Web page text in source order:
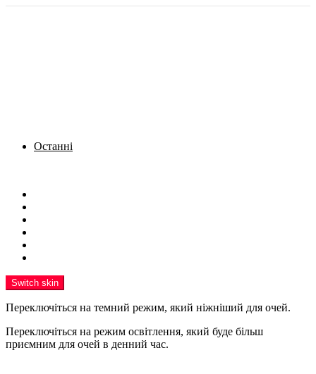
Останні
Switch skin
Переключіться на темний режим, який ніжніший для очей.
Переключіться на режим освітлення, який буде більш
приємним для очей в денний час.